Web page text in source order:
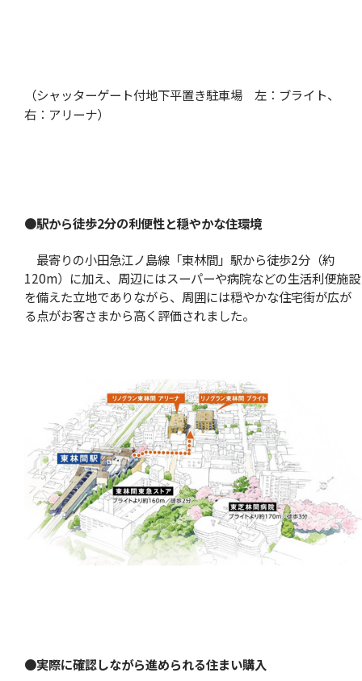
（シャッターゲート付地下平置き駐車場 左：ブライト、
右：アリーナ）
●駅から徒歩2分の利便性と穏やかな住環境
最寄りの小田急江ノ島線「東林間」駅から徒歩2分（約
120m）に加え、周辺にはスーパーや病院などの生活利便施設
を備えた立地でありながら、周囲には穏やかな住宅街が広が
る点がお客さまから高く評価されました。
●実際に確認しながら進められる住まい購入